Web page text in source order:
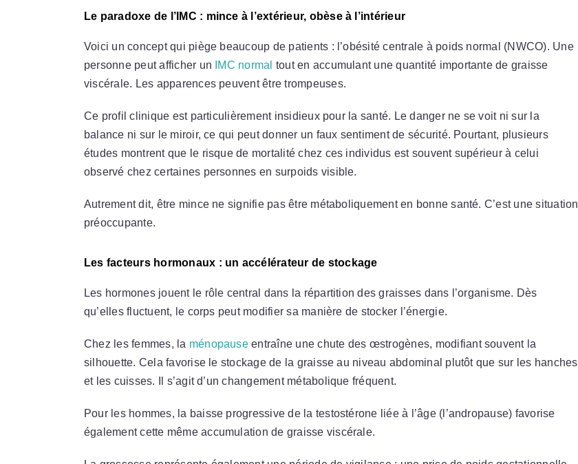
Le paradoxe de l’IMC : mince à l’extérieur, obèse à l’intérieur
Voici un concept qui piège beaucoup de patients : l’obésité centrale à poids normal (NWCO). Une
personne peut afficher un
IMC normal tout en accumulant une quantité importante de graisse
viscérale. Les apparences peuvent être trompeuses.
Ce profil clinique est particulièrement insidieux pour la santé. Le danger ne se voit ni sur la
balance ni sur le miroir, ce qui peut donner un faux sentiment de sécurité. Pourtant, plusieurs
études montrent que le risque de mortalité chez ces individus est souvent supérieur à celui
observé chez certaines personnes en surpoids visible.
Autrement dit, être mince ne signifie pas être métaboliquement en bonne santé. C’est une situation
préoccupante.
Les facteurs hormonaux : un accélérateur de stockage
Les hormones jouent le rôle central dans la répartition des graisses dans l’organisme. Dès
qu’elles fluctuent, le corps peut modifier sa manière de stocker l’énergie.
Chez les femmes, la ménopauseentraîne une chute des œstrogènes, modifiant souvent la
silhouette. Cela favorise le stockage de la graisse au niveau abdominal plutôt que sur les hanches
et les cuisses. Il s’agit d’un changement métabolique fréquent.
Pour les hommes, la baisse progressive de la testostérone liée à l’âge (l’andropause) favorise
également cette même accumulation de graisse viscérale.